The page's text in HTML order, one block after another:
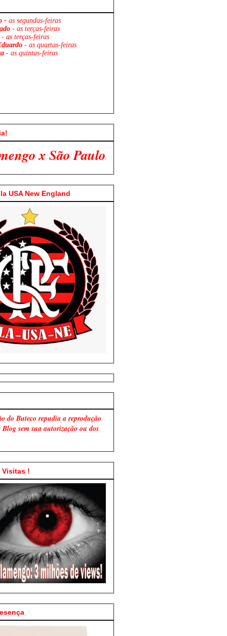
- as segundas-feiras
- as terças-feiras
- as terças-feiras
- as quartas-feiras
- as quintas-feiras
Venha Participar Conosco!
USA New England
do Buteco repudia a reprodução
Blog sem sua autorização ou dos
Visitas !